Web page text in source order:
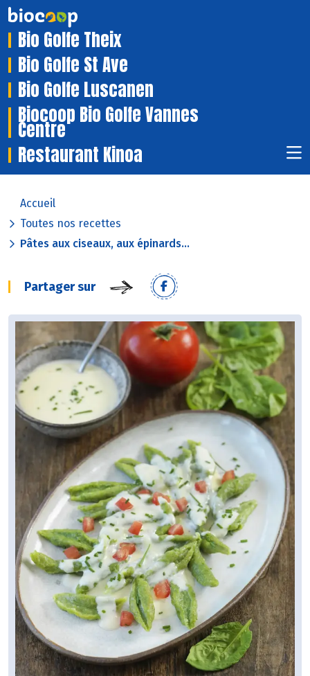
Bio Golfe Theix
Bio Golfe St Ave
Bio Golfe Luscanen
Biocoop Bio Golfe Vannes
Centre
Restaurant Kinoa
Accueil
Toutes nos recettes
Pâtes aux ciseaux, aux épinards...
Partager sur